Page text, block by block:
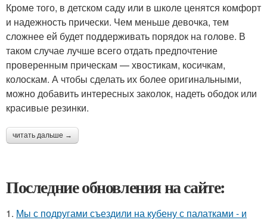
Кроме того, в детском саду или в школе ценятся комфорт
и надежность прически. Чем меньше девочка, тем
сложнее ей будет поддерживать порядок на голове. В
таком случае лучше всего отдать предпочтение
проверенным прическам — хвостикам, косичкам,
колоскам. А чтобы сделать их более оригинальными,
можно добавить интересных заколок, надеть ободок или
красивые резинки.
читать дальше →
Последние обновления на сайте:
1. Мы с подругами съездили на кубену с палатками - и